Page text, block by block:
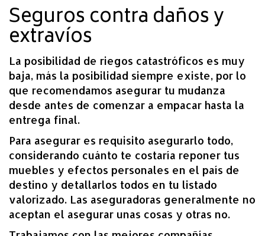
Seguros contra daños y
extravíos
La posibilidad de riegos catastróficos es muy
baja, más la posibilidad siempre existe, por lo
que recomendamos asegurar tu mudanza
desde antes de comenzar a empacar hasta la
entrega final.
Para asegurar es requisito asegurarlo todo,
considerando cuánto te costaría reponer tus
muebles y efectos personales en el país de
destino y detallarlos todos en tu listado
valorizado. Las aseguradoras generalmente no
aceptan el asegurar unas cosas y otras no.